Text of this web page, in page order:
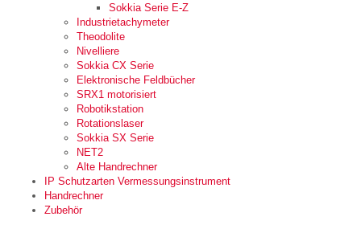
Sokkia Serie E-Z
Industrietachymeter
Theodolite
Nivelliere
Sokkia CX Serie
Elektronische Feldbücher
SRX1 motorisiert
Robotikstation
Rotationslaser
Sokkia SX Serie
NET2
Alte Handrechner
IP Schutzarten Vermessungsinstrument
Handrechner
Zubehör